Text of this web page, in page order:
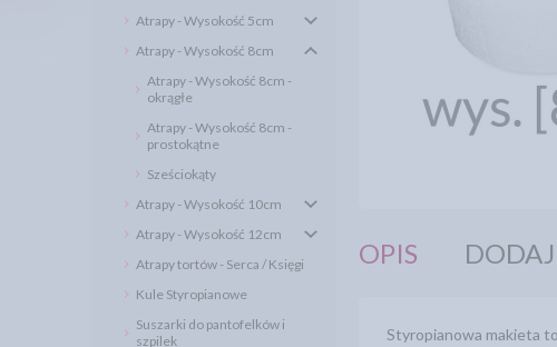
Atrapy - Wysokość 5cm
Atrapy - Wysokość 8cm
Atrapy - Wysokość 8cm -
okrągłe
Atrapy - Wysokość 8cm -
prostokątne
Sześciokąty
Atrapy - Wysokość 10cm
Atrapy - Wysokość 12cm
Atrapy tortów - Serca / Księgi
Kule Styropianowe
Suszarki do pantofelków i
szpilek
OPIS
Styropianowa makieta